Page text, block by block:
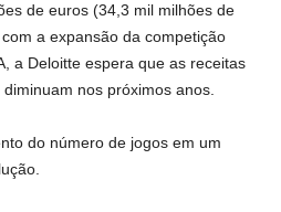
de euros (34,3 mil milhões de
a expansão da competição
a Deloitte espera que as receitas
nos próximos anos.
do número de jogos em um